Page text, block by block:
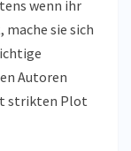
wenn ihr
sie sich
Autoren
strikten Plot